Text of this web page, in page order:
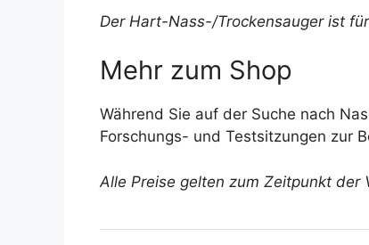
Der Hart-Nass-/Trockensauger ist
Mehr zum Shop
Während Sie auf der Suche nach
Forschungs- und Testsitzungen zur
Alle Preise gelten zum Zeitpunkt der